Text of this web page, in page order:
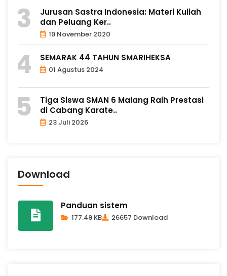
Jurusan Sastra Indonesia: Materi Kuliah
dan Peluang Ker..
19 November 2020
SEMARAK 44 TAHUN SMARIHEKSA
01 Agustus 2024
Tiga Siswa SMAN 6 Malang Raih Prestasi
di Cabang Karate..
23 Juli 2026
Download
Panduan sistem
177.49 KB 26657 Download